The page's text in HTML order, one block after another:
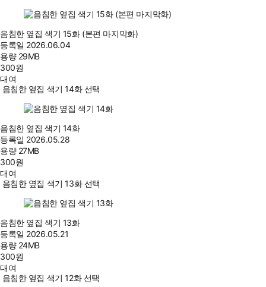
음침한 옆집 색기 15화 (본편 마지막화)
등록일 2026.06.04
용량 29MB
300원
대여
음침한 옆집 색기 14화 선택
음침한 옆집 색기 14화
등록일 2026.05.28
용량 27MB
300원
대여
음침한 옆집 색기 13화 선택
음침한 옆집 색기 13화
등록일 2026.05.21
용량 24MB
300원
대여
음침한 옆집 색기 12화 선택